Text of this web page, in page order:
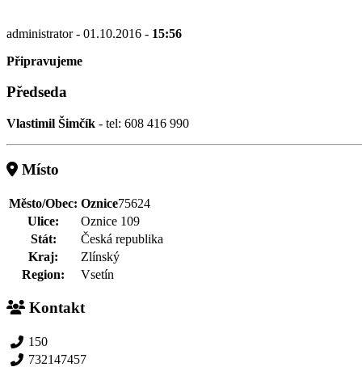
administrator - 01.10.2016 - 15:56
Připravujeme
Předseda
Vlastimil Šimčík - tel: 608 416 990
Místo
Město/Obec: Oznice75624
Ulice:
Oznice 109
Stát:
Česká republika
Kraj:
Zlínský
Region:
Vsetín
Kontakt
150
732147457